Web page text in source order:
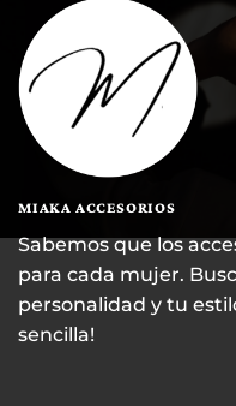
MIAKA ACCESORIOS
Sabemos que los
para cada mujer.
personalidad y tu
sencilla!